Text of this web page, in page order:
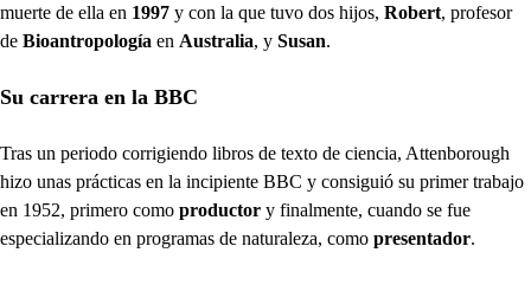
muerte de ella en 1997 y con la que tuvo dos hijos, Robert, profesor
de Bioantropología en Australia, y Susan.
Su carrera en la BBC
Tras un periodo corrigiendo libros de texto de ciencia, Attenborough
hizo unas prácticas en la incipiente BBC y consiguió su primer trabajo
en 1952, primero como productor y finalmente, cuando se fue
especializando en programas de naturaleza, como presentador.